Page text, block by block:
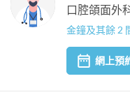
口腔頜面外
金鐘及其餘 2
網上預